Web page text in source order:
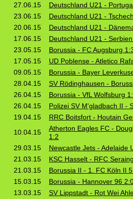
27.06.15
Deutschland U21 -
23.06.15
Deutschland U21 -
20.06.15
Deutschland U21 -
17.06.15
Deutschland U21 -
23.05.15
Borussia - FC Augsburg
17.05.15
UD Poblense - Atletico
09.05.15
Borussia - Bayer
28.04.15
SV Rödinghausen -
26.04.15
Borussia - VfL Wolfsburg
26.04.15
Polizei SV M'gladbach II -
19.04.15
RRC Boitsfort - Houtain
10.04.15
Atherton Eagles FC -
1:2
29.03.15
Newcastle Jets - Adelaide
21.03.15
KSC Hasselt - RFC
21.03.15
Borussia II - 1. FC Köln II
15.03.15
Borussia - Hannover 96
13.03.15
SV Lippstadt - Rot Wei